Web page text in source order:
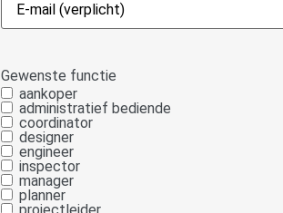
Gewenste functie
aankoper
administratief bediende
coordinator
designer
engineer
inspector
manager
planner